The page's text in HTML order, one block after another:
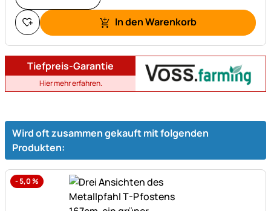
In den Warenkorb
Tiefpreis-Garantie
Hier mehr erfahren.
Wird oft zusammen gekauft mit folgenden
Produkten:
-5,0%